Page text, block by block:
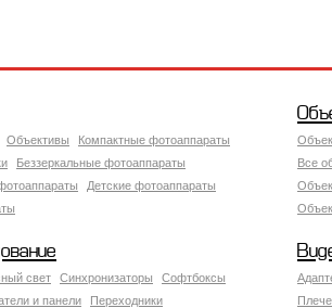
Объективы
Компактные фотоаппараты
Беззеркальные фотоаппараты
Детские фотоаппараты
Все
свет Синхронизаторы
Софтбоксы
и панели
Переходники